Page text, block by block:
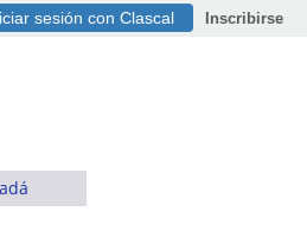
sesión con Clascal Inscribirse